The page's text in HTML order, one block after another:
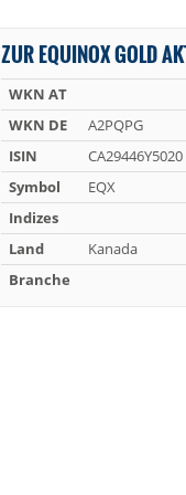
ZUR EQUINOX GOLD
WKN AT
WKN DE
A2PQPG
ISIN
CA29446Y5020
Symbol
EQX
Indizes
Land
Kanada
Branche